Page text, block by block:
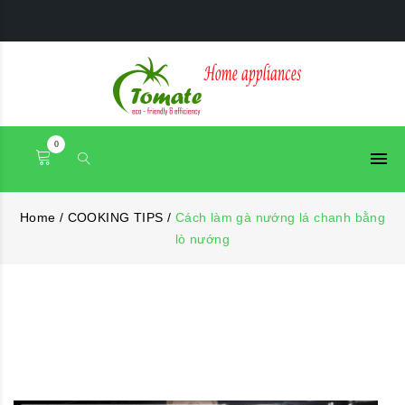
0
Home / COOKING TIPS / Cách làm gà nướng lá chanh bằng
lò nướng